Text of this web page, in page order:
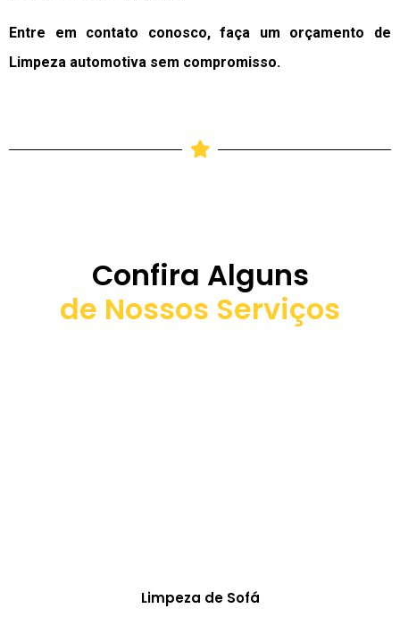
Entre em contato conosco, faça um orçamento de
Limpeza automotiva sem compromisso.
Confira Alguns
de Nossos Serviços
Limpeza de Sofá